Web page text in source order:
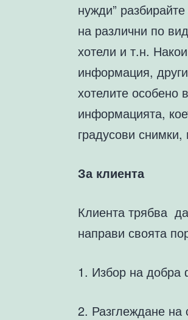
нужди”
на различни по
хотели и т.н.
информация,
хотелите особено
информацията,
градусови
За клиента
Клиента трябва
направи своята
1. Избор на добра
2. Разглеждане на